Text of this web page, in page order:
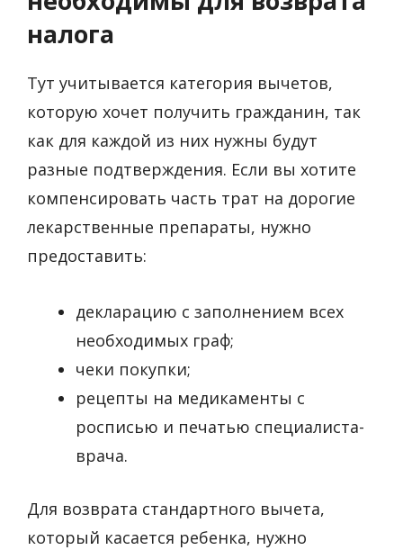
налога
Тут учитывается категория вычетов,
которую хочет получить гражданин, так
как для каждой из них нужны будут
разные подтверждения. Если вы хотите
компенсировать часть трат на дорогие
лекарственные препараты, нужно
предоставить:
декларацию с заполнением всех
необходимых граф;
чеки покупки;
рецепты на медикаменты с
росписью и печатью специалиста-
врача.
Для возврата стандартного вычета,
который касается ребенка, нужно